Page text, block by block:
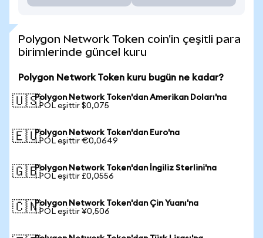
Polygon Network Token coin'in çeşitli para
birimlerinde güncel kuru
Polygon Network Token kuru bugün ne kadar?
🇺🇸Polygon Network Token'dan Amerikan Doları'na
1 POL eşittir $0,075
🇪🇺Polygon Network Token'dan Euro'na
1 POL eşittir €0,0649
🇬🇧Polygon Network Token'dan İngiliz Sterlini'na
1 POL eşittir £0,0556
🇨🇳Polygon Network Token'dan Çin Yuanı'na
1 POL eşittir ¥0,506